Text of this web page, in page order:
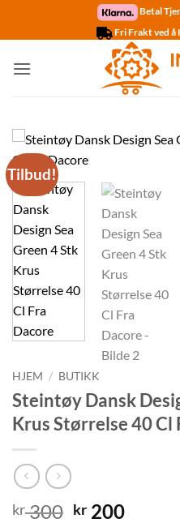
Betal
Fri Frakt ved å
Tilbud!
HJEM / BUTIKK
Steintøy Dansk
Krus Størrelse 40 Cl
kr300 Opprinnelig
kr 200